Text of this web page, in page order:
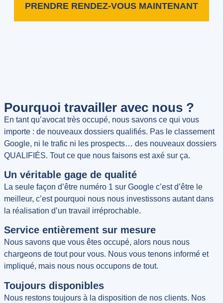
PRENDRE RENDEZ-VOUS MAINTENANT
Pourquoi travailler avec nous ?
En tant qu’avocat très occupé, nous savons ce qui vous
importe : de nouveaux dossiers qualifiés. Pas le classement
Google, ni le trafic ni les prospects… des nouveaux dossiers
QUALIFIÉS. Tout ce que nous faisons est axé sur ça.
Un véritable gage de qualité
La seule façon d’être numéro 1 sur Google c’est d’être le
meilleur, c’est pourquoi nous nous investissons autant dans
la réalisation d’un travail irréprochable.
Service entièrement sur mesure
Nous savons que vous êtes occupé, alors nous nous
chargeons de tout pour vous. Nous vous tenons informé et
impliqué, mais nous nous occupons de tout.
Toujours disponibles
Nous restons toujours à la disposition de nos clients. Nos